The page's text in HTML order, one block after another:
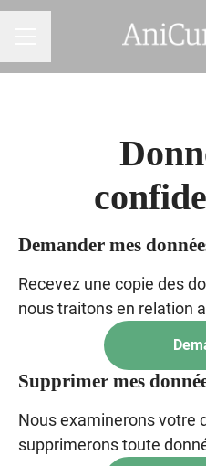
Demander mes
Recevez une copie des
nous traitons en relation
Supprimer mes
Nous examinerons votre
supprimerons toute